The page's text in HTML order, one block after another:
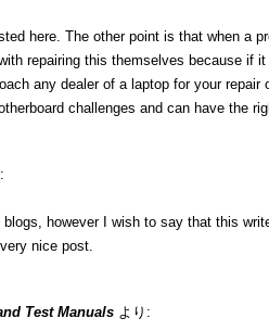
here. The other point is that when a
repairing this themselves because if
any dealer of a laptop for your
challenges and can have the
blogs, however I wish to say that this
nice post.
Test Manuals より: